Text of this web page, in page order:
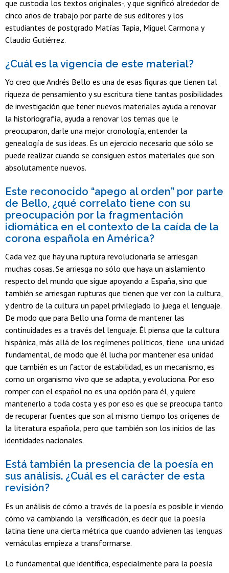
que custodia los textos originales-, y que significó alrededor de
cinco años de trabajo por parte de sus editores y los
estudiantes de postgrado Matías Tapia, Miguel Carmona y
Claudio Gutiérrez.
¿Cuál es la vigencia de este material?
Yo creo que Andrés Bello es una de esas figuras que tienen tal
riqueza de pensamiento y su escritura tiene tantas posibilidades
de investigación que tener nuevos materiales ayuda a renovar
la historiografía, ayuda a renovar los temas que le
preocuparon, darle una mejor cronología, entender la
genealogía de sus ideas. Es un ejercicio necesario que sólo se
puede realizar cuando se consiguen estos materiales que son
absolutamente nuevos.
Este reconocido “apego al orden” por parte
de Bello, ¿qué correlato tiene con su
preocupación por la fragmentación
idiomática en el contexto de la caída de la
corona española en América?
Cada vez que hay una ruptura revolucionaria se arriesgan
muchas cosas. Se arriesga no sólo que haya un aislamiento
respecto del mundo que sigue apoyando a España, sino que
también se arriesgan rupturas que tienen que ver con la cultura,
y dentro de la cultura un papel privilegiado lo juega el lenguaje.
De modo que para Bello una forma de mantener las
continuidades es a través del lenguaje. Él piensa que la cultura
hispánica, más allá de los regímenes políticos, tiene una unidad
fundamental, de modo que él lucha por mantener esa unidad
que también es un factor de estabilidad, es un mecanismo, es
como un organismo vivo que se adapta, y evoluciona. Por eso
romper con el español no es una opción para él, y quiere
mantenerlo a toda costa y es por eso es que se preocupa tanto
de recuperar fuentes que son al mismo tiempo los orígenes de
la literatura española, pero que también son los inicios de las
identidades nacionales.
Está también la presencia de la poesía en
sus análisis. ¿Cuál es el carácter de esta
revisión?
Es un análisis de cómo a través de la poesía es posible ir viendo
cómo va cambiando la versificación, es decir que la poesía
latina tiene una cierta métrica que cuando advienen las lenguas
vernáculas empieza a transformarse.
Lo fundamental que identifica, especialmente para la poesía